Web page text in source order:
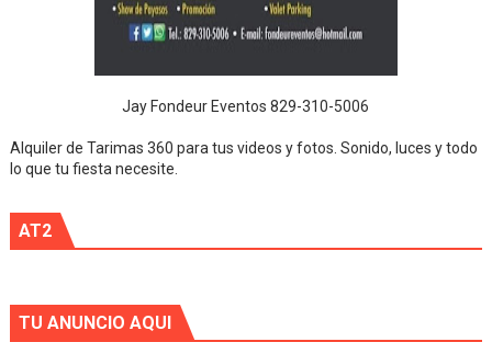
Jay Fondeur Eventos 829-310-5006
Alquiler de Tarimas 360 para tus videos y fotos. Sonido, luces y todo
lo que tu fiesta necesite.
AT2
TU ANUNCIO AQUI